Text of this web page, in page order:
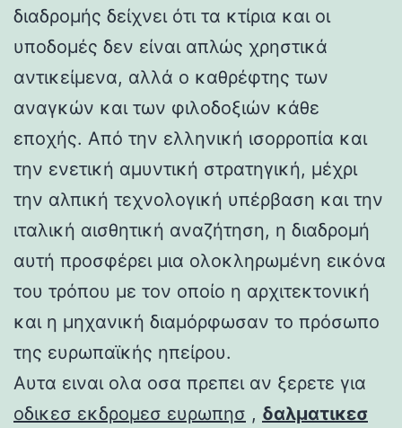
διαδρομής δείχνει ότι τα κτίρια και οι
υποδομές δεν είναι απλώς χρηστικά
αντικείμενα, αλλά ο καθρέφτης των
αναγκών και των φιλοδοξιών κάθε
εποχής. Από την ελληνική ισορροπία και
την ενετική αμυντική στρατηγική, μέχρι
την αλπική τεχνολογική υπέρβαση και την
ιταλική αισθητική αναζήτηση, η διαδρομή
αυτή προσφέρει μια ολοκληρωμένη εικόνα
του τρόπου με τον οποίο η αρχιτεκτονική
και η μηχανική διαμόρφωσαν το πρόσωπο
της ευρωπαϊκής ηπείρου.
Αυτα ειναι ολα οσα πρεπει αν ξερετε για
οδικεσ εκδρομεσ ευρωπησ , δαλματικεσ